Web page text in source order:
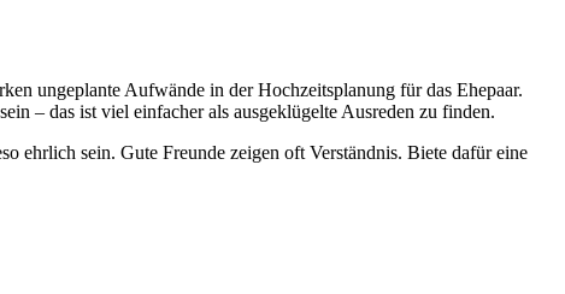
ungeplante Aufwände in der Hochzeitsplanung für das Ehepaar.
– das ist viel einfacher als ausgeklügelte Ausreden zu finden.
ehrlich sein. Gute Freunde zeigen oft Verständnis. Biete dafür eine